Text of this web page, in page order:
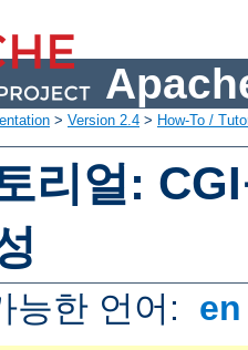
> Version 2.4 > How-To /
리얼:
능한 언어: